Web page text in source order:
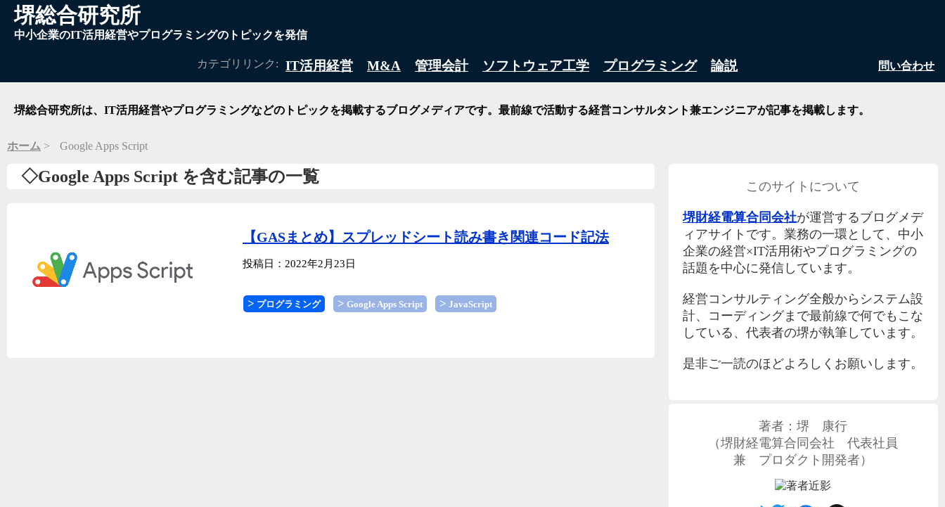
堺総合研究所
中小企業のIT活用経営やプログラミングのトピックを発信
カテゴリリンク: IT活用経営 M&A 管理会計 ソフトウェア工学 プログラミング 論説 問い合わせ
堺総合研究所は、IT活用経営やプログラミングなどのトピックを掲載するブログメディアです。最前線で活動する経営コンサルタント兼エンジニアが記事を掲載します。
ホーム Google Apps Script
◇Google Apps Script を含む記事の一覧
【GASまとめ】スプレッドシート読み書き関連コード記法
投稿日：2022年2月23日
プログラミング Google Apps Script JavaScript
このサイトについて
堺財経電算合同会社が運営するブログメデ
ィアサイトです。業務の一環として、中小
企業の経営×IT活用術やプログラミングの
話題を中心に発信しています。
経営コンサルティング全般からシステム設
計、コーディングまで最前線で何でもこな
している、代表者の堺が執筆しています。
是非ご一読のほどよろしくお願いします。
著者：堺 康行
（堺財経電算合同会社 代表社員
兼 プロダクト開発者）